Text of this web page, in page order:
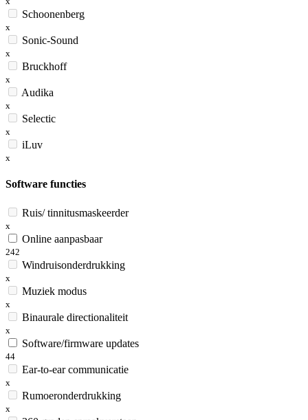
Schoonenberg
x
Sonic-Sound
x
Bruckhoff
x
Audika
x
Selectic
x
iLuv
x
Software functies
Ruis/ tinnitusmaskeerder
x
Online aanpasbaar
242
Windruisonderdrukking
x
Muziek modus
x
Binaurale directionaliteit
x
Software/firmware updates
44
Ear-to-ear communicatie
x
Rumoeronderdrukking
x